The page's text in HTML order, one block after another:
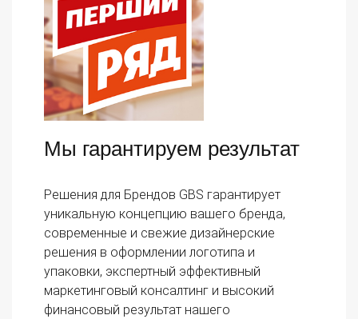
Мы гарантируем результат
Решения для Брендов GBS гарантирует
уникальную концепцию вашего бренда,
современные и свежие дизайнерские
решения в оформлении логотипа и
упаковки, экспертный эффективный
маркетинговый консалтинг и высокий
финансовый результат нашего